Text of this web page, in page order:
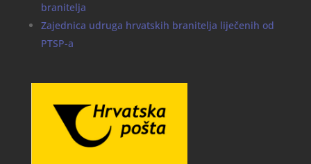
branitelja
Zajednica udruga hrvatskih branitelja liječenih od
PTSP-a